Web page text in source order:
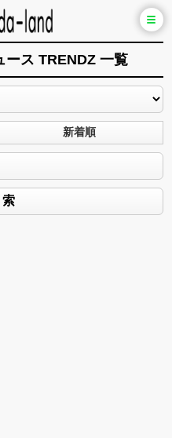
ース TRENDZ 一覧
新着順